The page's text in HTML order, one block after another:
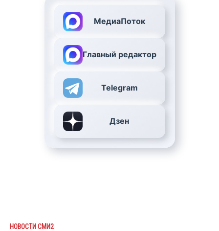
МедиаПоток
Главный редактор
Telegram
Дзен
НОВОСТИ СМИ2